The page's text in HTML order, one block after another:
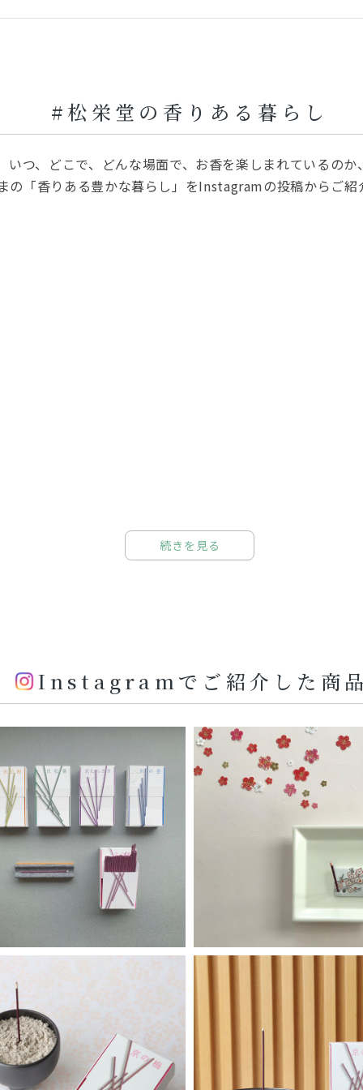
#松栄堂の香りある暮らし
いつ、どこで、どんな場面で、お香を楽しまれているのか、
の「香りある豊かな暮らし」をInstagramの投稿からご紹
続きを見る
Instagramでご紹介した商品